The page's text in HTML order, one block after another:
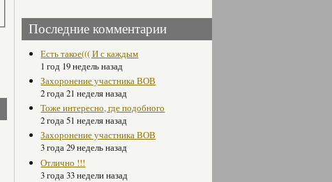
Последние комментарии
Есть такое((( И с каждым
1 год 19 недель назад
Захоронение участника ВОВ
2 года 21 неделя назад
Тоже интересно, где подобного
2 года 51 неделя назад
Захоронение участника ВОВ
3 года 29 недель назад
Отлично !!!
3 года 33 недели назад